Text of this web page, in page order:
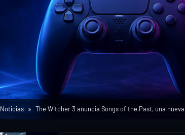
Noticias The Witcher 3 anuncia Songs of the Past, una